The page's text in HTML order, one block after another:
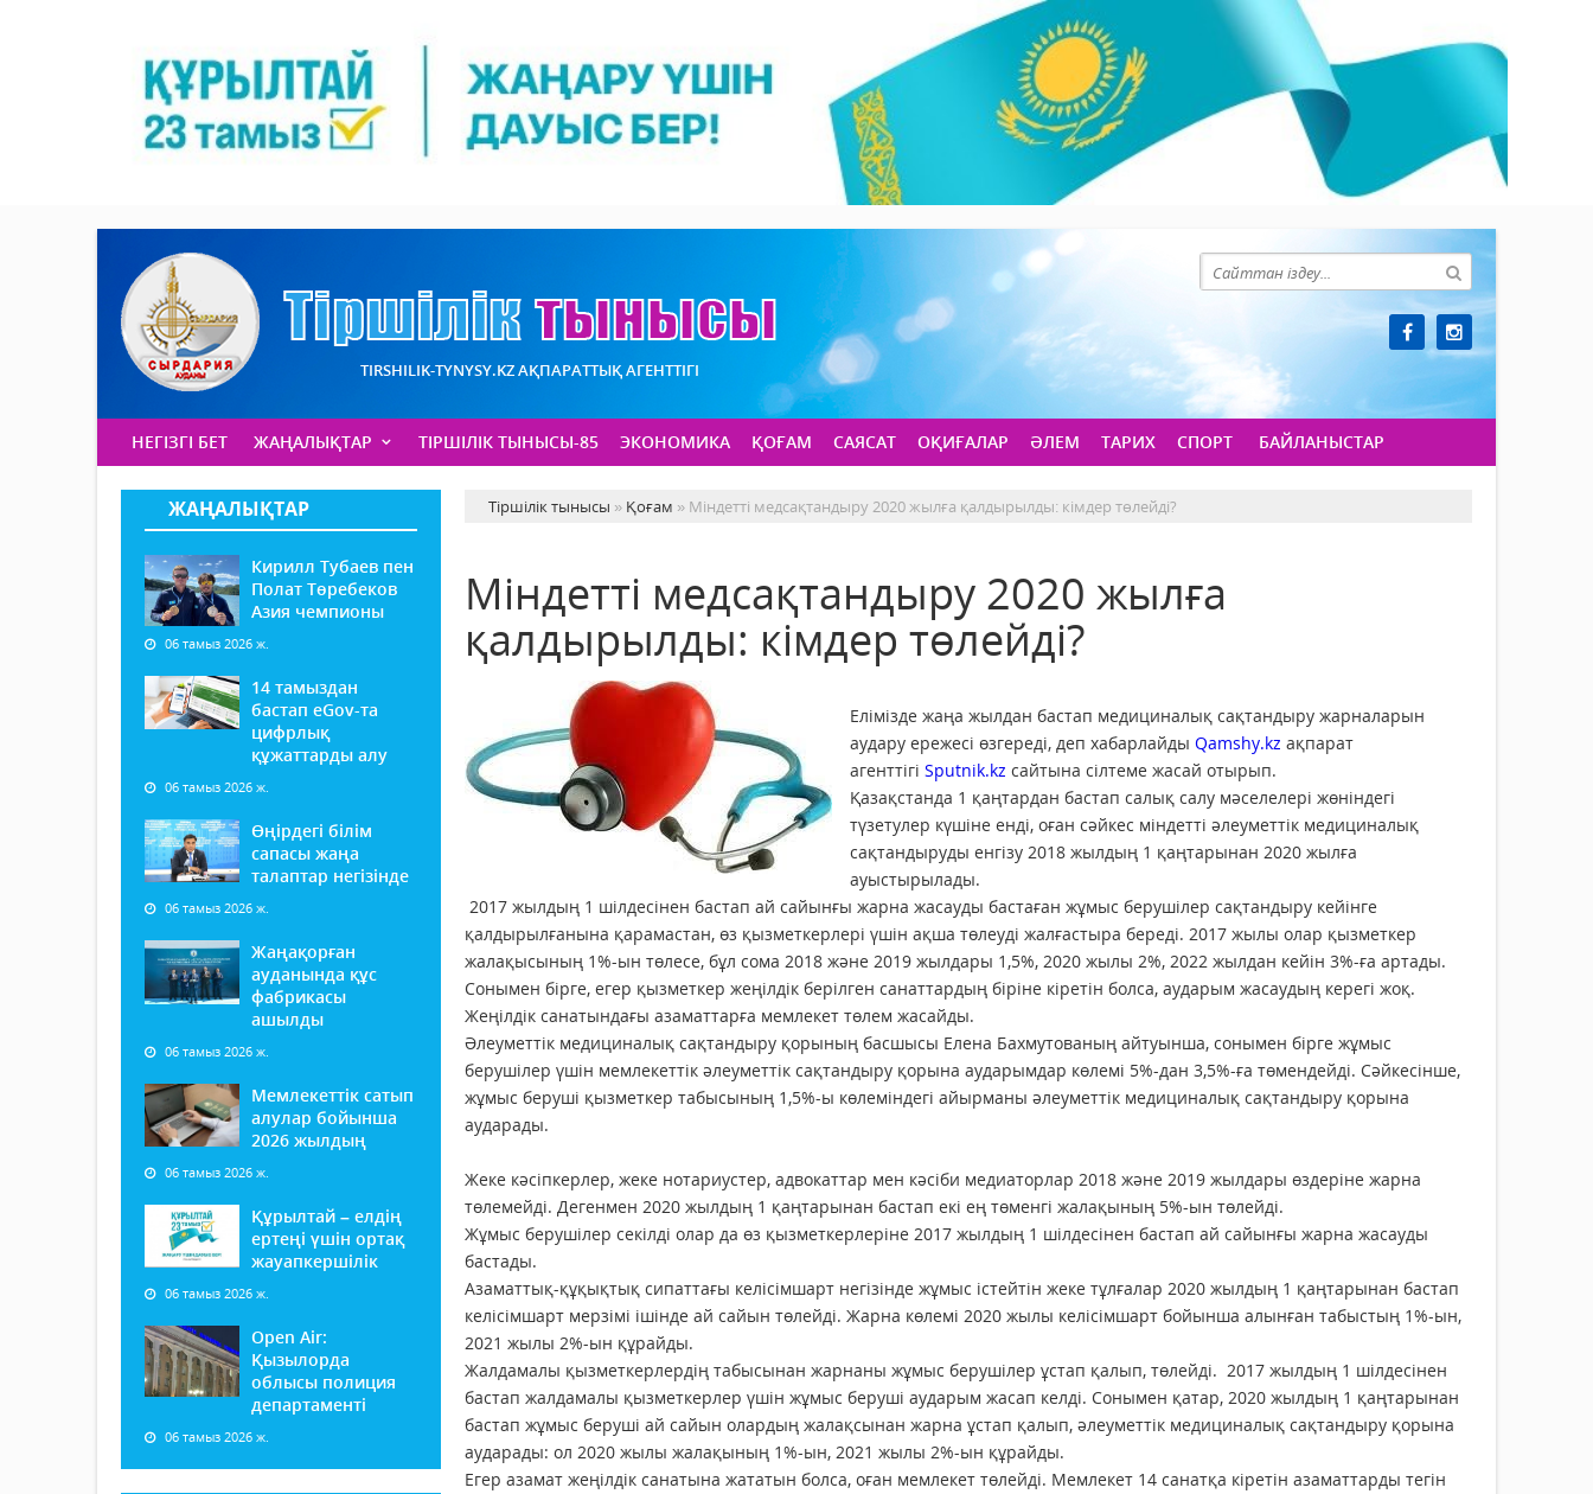
TIRSHILIK-TYNYSY.KZ АҚПАРАТТЫҚ АГЕНТТІГІ
НЕГІЗГІ БЕТ ЖАҢАЛЫҚТАР ТІРШІЛІК ТЫНЫСЫ-85 ЭКОНОМИКА ҚОҒАМ САЯСАТ ОҚИҒАЛАР ӘЛЕМ ТАРИХ СПОРТ БАЙЛАНЫСТАР
ЖАҢАЛЫҚТАР
Кирилл Тубаев пен
Полат Төребеков
Азия чемпионы
06 тамыз 2026 ж.
14 тамыздан
бастап еGov-та
цифрлық
құжаттарды алу
06 тамыз 2026 ж.
Өңірдегі білім
сапасы жаңа
талаптар негізінде
06 тамыз 2026 ж.
Жаңақорған
ауданында құс
фабрикасы
ашылды
06 тамыз 2026 ж.
Мемлекеттік сатып
алулар бойынша
2026 жылдың
06 тамыз 2026 ж.
Құрылтай – елдің
ертеңі үшін ортақ
жауапкершілік
06 тамыз 2026 ж.
Open Air:
Қызылорда
облысы полиция
департаменті
06 тамыз 2026 ж.
Тіршілік тынысы » Қоғам » Міндетті медсақтандыру 2020 жылға қалдырылды: кімдер төлейді?
Міндетті медсақтандыру 2020 жылға
қалдырылды: кімдер төлейді?
Елімізде жаңа жылдан бастап медициналық сақтандыру жарналарын
аудару ережесі өзгереді, деп хабарлайды Qamshy.kz ақпарат
агенттігі Sputnik.kz сайтына сілтеме жасай отырып.
Қазақстанда 1 қаңтардан бастап салық салу мәселелері жөніндегі
түзетулер күшіне енді, оған сәйкес міндетті әлеуметтік медициналық
сақтандыруды енгізу 2018 жылдың 1 қаңтарынан 2020 жылға
ауыстырылады.
2017 жылдың 1 шілдесінен бастап ай сайынғы жарна жасауды бастаған жұмыс берушілер сақтандыру кейінге
қалдырылғанына қарамастан, өз қызметкерлері үшін ақша төлеуді жалғастыра береді. 2017 жылы олар қызметкер
жалақысының 1%-ын төлесе, бұл сома 2018 және 2019 жылдары 1,5%, 2020 жылы 2%, 2022 жылдан кейін 3%-ға артады.
Сонымен бірге, егер қызметкер жеңілдік берілген санаттардың біріне кіретін болса, аударым жасаудың керегі жоқ.
Жеңілдік санатындағы азаматтарға мемлекет төлем жасайды.
Әлеуметтік медициналық сақтандыру қорының басшысы Елена Бахмутованың айтуынша, сонымен бірге жұмыс
берушілер үшін мемлекеттік әлеуметтік сақтандыру қорына аударымдар көлемі 5%-дан 3,5%-ға төмендейді. Сәйкесінше,
жұмыс беруші қызметкер табысының 1,5%-ы көлеміндегі айырманы әлеуметтік медициналық сақтандыру қорына
аударады.
Жеке кәсіпкерлер, жеке нотариустер, адвокаттар мен кәсіби медиаторлар 2018 және 2019 жылдары өздеріне жарна
төлемейді. Дегенмен 2020 жылдың 1 қаңтарынан бастап екі ең төменгі жалақының 5%-ын төлейді.
Жұмыс берушілер секілді олар да өз қызметкерлеріне 2017 жылдың 1 шілдесінен бастап ай сайынғы жарна жасауды
бастады.
Азаматтық-құқықтық сипаттағы келісімшарт негізінде жұмыс істейтін жеке тұлғалар 2020 жылдың 1 қаңтарынан бастап
келісімшарт мерзімі ішінде ай сайын төлейді. Жарна көлемі 2020 жылы келісімшарт бойынша алынған табыстың 1%-ын,
2021 жылы 2%-ын құрайды.
Жалдамалы қызметкерлердің табысынан жарнаны жұмыс берушілер ұстап қалып, төлейді. 2017 жылдың 1 шілдесінен
бастап жалдамалы қызметкерлер үшін жұмыс беруші аударым жасап келді. Сонымен қатар, 2020 жылдың 1 қаңтарынан
бастап жұмыс беруші ай сайын олардың жалақсынан жарна ұстап қалып, әлеуметтік медициналық сақтандыру қорына
аударады: ол 2020 жылы жалақының 1%-ын, 2021 жылы 2%-ын құрайды.
Егер азамат жеңілдік санатына жататын болса, оған мемлекет төлейді. Мемлекет 14 санатқа кіретін азаматтарды тегін